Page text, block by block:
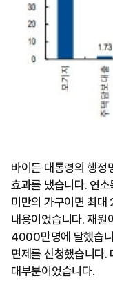
바이든 대통령의 행정
효과를 냈습니다. 연
미만의 가구이면 최대
내용이었습니다. 재
4000만명에 달했습
면제를 신청했습니다
대부분이었습니다.